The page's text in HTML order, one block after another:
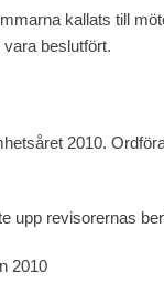
kallats till
beslutfört.
2010.
upp revisorernas
2010